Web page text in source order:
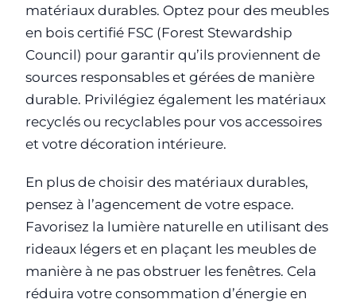
matériaux durables. Optez pour des meubles
en bois certifié FSC (Forest Stewardship
Council) pour garantir qu’ils proviennent de
sources responsables et gérées de manière
durable. Privilégiez également les matériaux
recyclés ou recyclables pour vos accessoires
et votre décoration intérieure.
En plus de choisir des matériaux durables,
pensez à l’agencement de votre espace.
Favorisez la lumière naturelle en utilisant des
rideaux légers et en plaçant les meubles de
manière à ne pas obstruer les fenêtres. Cela
réduira votre consommation d’énergie en